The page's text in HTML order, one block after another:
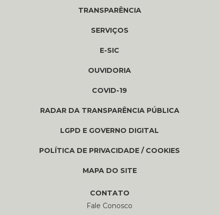
TRANSPARÊNCIA
SERVIÇOS
E-SIC
OUVIDORIA
COVID-19
RADAR DA TRANSPARÊNCIA PÚBLICA
LGPD E GOVERNO DIGITAL
POLÍTICA DE PRIVACIDADE / COOKIES
MAPA DO SITE
CONTATO
Fale Conosco